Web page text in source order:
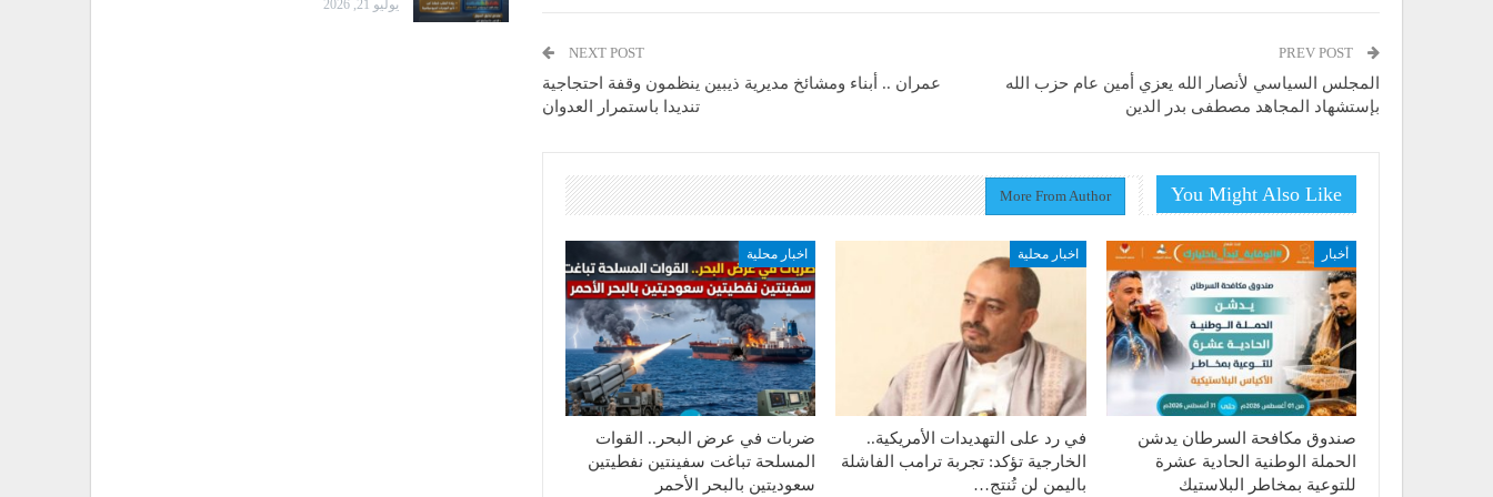
المجلس السياسي لأنصار الله يعزي أمين عام حزب الله
بإستشهاد المجاهد مصطفى بدر الدين
NEXT POST
عمران .. أبناء ومشائخ مديرية ذيبين ينظمون وقفة احتجاجية
تنديدا باستمرار العدوان
You Might Also Like
More From Author
أخبار
صندوق مكافحة السرطان يدشن
الحملة الوطنية الحادية عشرة
للتوعية بمخاطر البلاستيك
اخبار محلية
في رد على التهديدات الأمريكية..
الخارجية تؤكد: تجربة ترامب الفاشلة
باليمن لن تُنتج…
اخبار محلية
ضربات في عرض البحر.. القوات
المسلحة تباغت سفينتين نفطيتين
سعوديتين بالبحر الأحمر
يوليو 21, 2026